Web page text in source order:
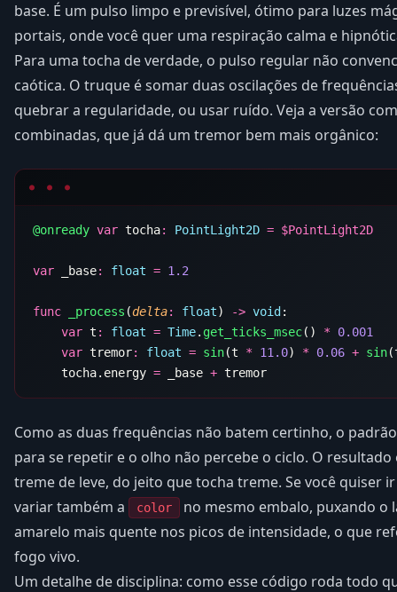
base. É um pulso limpo e previsível, ótimo para luzes
portais, onde você quer uma respiração calma e
Para uma tocha de verdade, o pulso regular não
caótica. O truque é somar duas oscilações de
quebrar a regularidade, ou usar ruído. Veja a versão
combinadas, que já dá um tremor bem mais orgânico:
@onready var tocha: PointLight2D = $
var _base: float =
func _process (delta: float) -> void
    var
t : float = Time. get_ticks_msec() *
    var
tremor: float = sin(t * 11.0) * 0.06 + sin
    tocha.energy
= _base +
Como as duas frequências não batem certinho, o
para se repetir e o olho não percebe o ciclo. O resultado
treme de leve, do jeito que tocha treme. Se você quiser
variar também a
color
no mesmo embalo, puxando o
amarelo mais quente nos picos de intensidade, o que
fogo vivo.
Um detalhe de disciplina: como esse código roda todo